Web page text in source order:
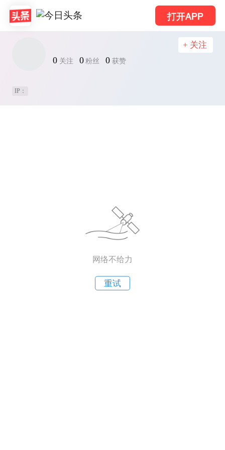
打开APP
0 关注 0 粉丝 0 获赞
+ 关注
IP：
网络不给力
重试